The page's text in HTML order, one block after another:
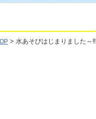
> 水あそびはじまりました～‼